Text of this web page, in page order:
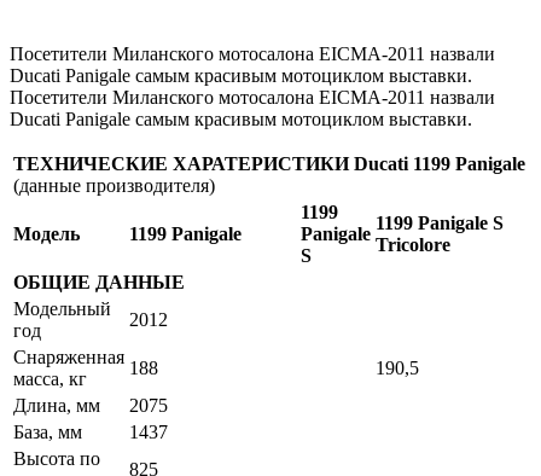
Посетители Миланского мотосалона EICMA-2011 назвали
Ducati Panigale самым красивым мотоциклом выставки.
Посетители Миланского мотосалона EICMA-2011 назвали
Ducati Panigale самым красивым мотоциклом выставки.
ТЕХНИЧЕСКИЕ ХАРАТЕРИСТИКИ Ducati 1199 Panigale
(данные производителя)
Модель 1199 Panigale
1199
Panigale
S
1199 Panigale S
Tricolore
ОБЩИЕ ДАННЫЕ
Модельный
год
2012
Снаряженная
масса, кг
188
190,5
Длина, мм
2075
База, мм
1437
Высота по
825